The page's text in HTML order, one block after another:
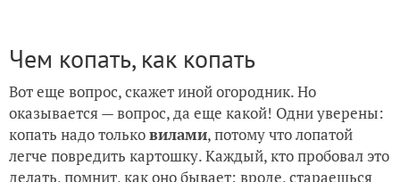
Чем копать, как копать
Вот еще вопрос, скажет иной огородник. Но
оказывается — вопрос, да еще какой! Одни уверены:
копать надо тольковилами, потому что лопатой
легче повредить картошку. Каждый, кто пробовал это
делать, помнит, как оно бывает: вроде, стараешься